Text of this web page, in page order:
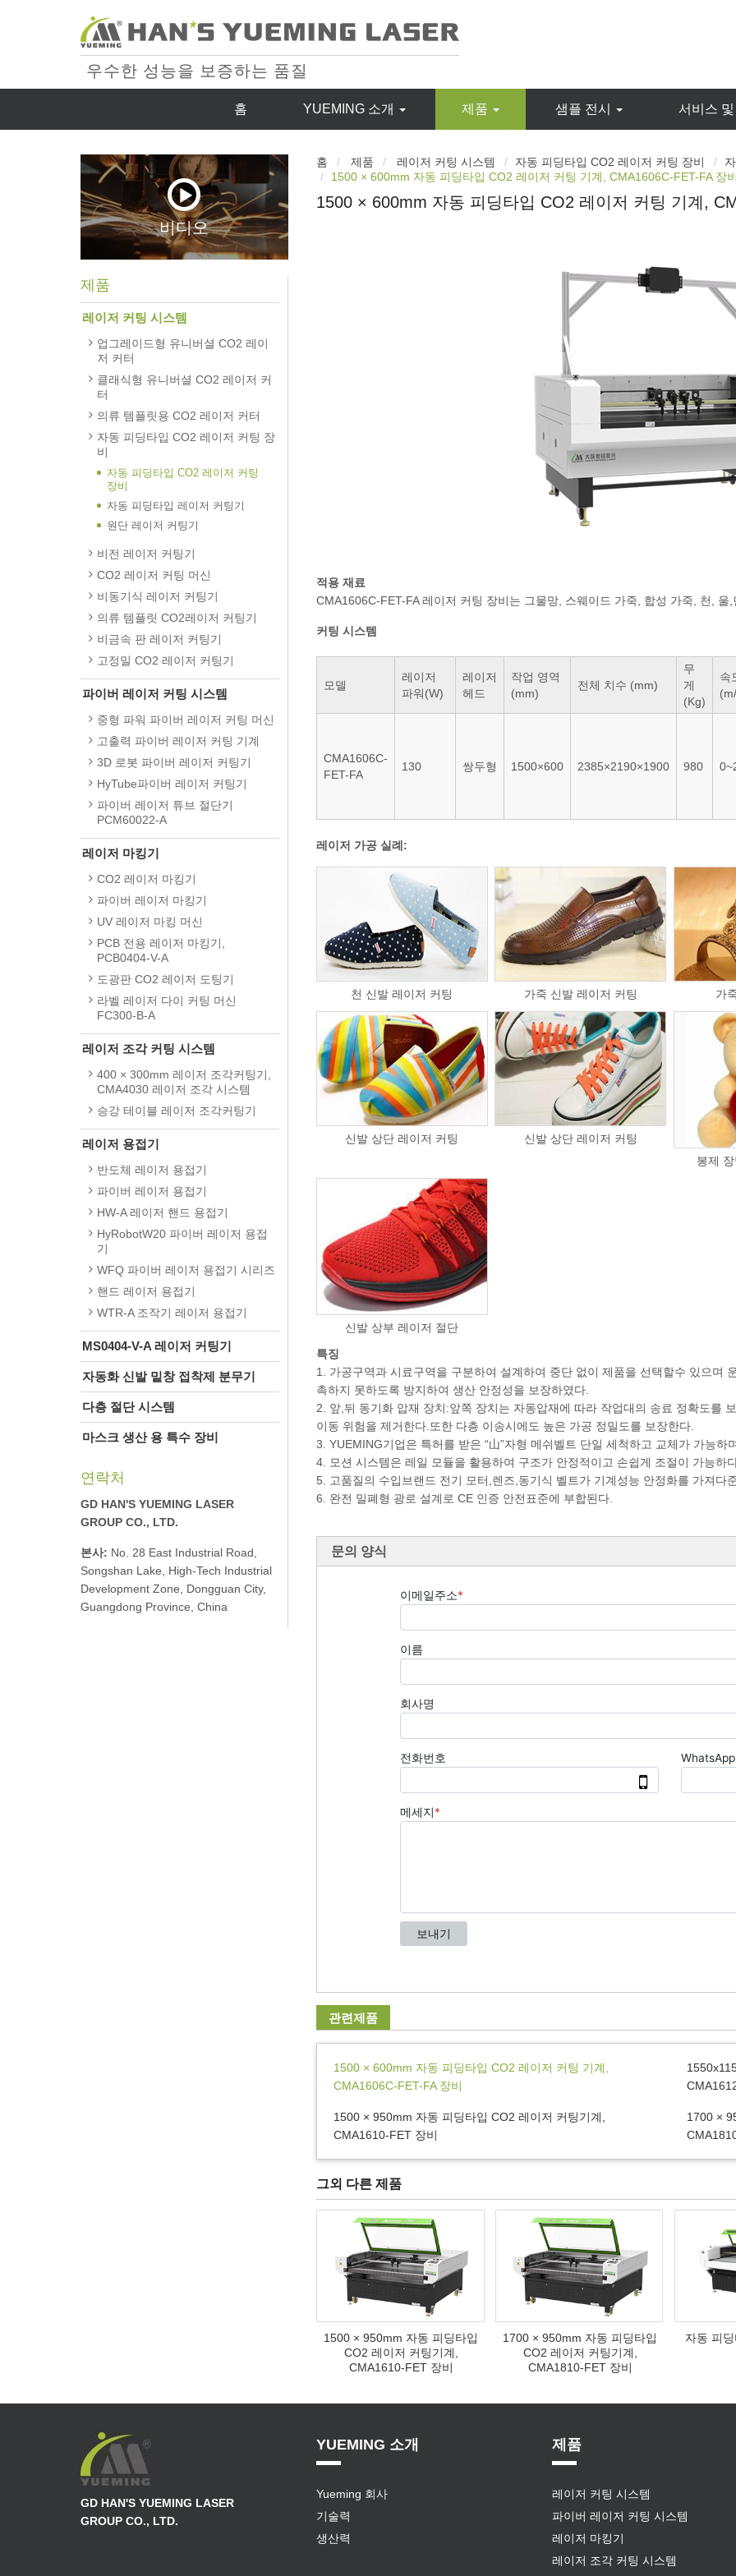
우수한 성능을 보증하는 품질
홈 YUEMING 소개 제품 샘플 전시 서비스
비디오
홈 제품 레이저 커팅 시스템 자동 피딩타입 CO2 레이저 커팅 장비
1500 × 600mm 자동 피딩타입 CO2 레이저 커팅 기계, CMA1606C-FET-FA 장
1500 × 600mm 자동 피딩타입 CO2 레이저 커팅 기계,
적용 재료
CMA1606C-FET-FA 레이저 커팅 장비는 그물망, 스웨이드 가죽, 합성 가죽, 천,
커팅 시스템
모델
레이저
파워(W)
레이저
헤드
작업 영역
(mm)
전체 치수 (mm)
무
게
(Kg)
속
CMA1606C-
FET-FA
130 쌍두형 1500×600 2385×2190×1900 980
레이저 가공 실례:
천 신발 레이저 커팅 가죽 신발 레이저 커팅 가
신발 상단 레이저 커팅
신발 상단 레이저 커팅
봉제
신발 상부 레이저 절단
특징
1. 가공구역과 시료구역을 구분하여 설계하여 중단 없이 제품을 선택할수 있으며
촉하지 못하도록 방지하여 생산 안정성을 보장하였다.
2. 앞,뒤 동기화 압재 장치:앞쪽 장치는 자동압재에 따라 작업대의 송료 정확도를
이동 위험을 제거한다.또한 다층 이송시에도 높은 가공 정밀도를 보장한다.
3. YUEMING기업은 특허를 받은 “山”자형 메쉬벨트 단일 세척하고 교체가 가능하
4. 모션 시스템은 레일 모듈을 활용하여 구조가 안정적이고 손쉽게 조절이 가능하
5. 고품질의 수입브랜드 전기 모터,렌즈,동기식 벨트가 기계성능 안정화를 가져다
6. 완전 밀폐형 광로 설계로 CE 인증 안전표준에 부합된다.
문의 양식
관련제품
1500 × 600mm 자동 피딩타입 CO2 레이저 커팅 기계,
CMA1606C-FET-FA 장비
1500 × 950mm 자동 피딩타입 CO2 레이저 커팅기계,
CMA1610-FET 장비
1700 ×
그외 다른 제품
1500 × 950mm 자동 피딩타입
CO2 레이저 커팅기계,
CMA1610-FET 장비
1700 × 950mm 자동 피딩타입
CO2 레이저 커팅기계,
CMA1810-FET 장비
자동 피
제품
레이저 커팅 시스템
업그레이드형 유니버셜 CO2 레이
저 커터
클래식형 유니버셜 CO2 레이저 커
터
의류 템플릿용 CO2 레이저 커터
자동 피딩타입 CO2 레이저 커팅 장
비
자동 피딩타입 CO2 레이저 커팅
장비
자동 피딩타입 레이저 커팅기
원단 레이저 커팅기
비전 레이저 커팅기
CO2 레이저 커팅 머신
비동기식 레이저 커팅기
의류 템플릿 CO2레이저 커팅기
비금속 판 레이저 커팅기
고정밀 CO2 레이저 커팅기
파이버 레이저 커팅 시스템
중형 파워 파이버 레이저 커팅 머신
고출력 파이버 레이저 커팅 기계
3D 로봇 파이버 레이저 커팅기
HyTube파이버 레이저 커팅기
파이버 레이저 튜브 절단기
PCM60022-A
레이저 마킹기
CO2 레이저 마킹기
파이버 레이저 마킹기
UV 레이저 마킹 머신
PCB 전용 레이저 마킹기,
PCB0404-V-A
도광판 CO2 레이저 도팅기
라벨 레이저 다이 커팅 머신
FC300-B-A
레이저 조각 커팅 시스템
400 × 300mm 레이저 조각커팅기,
CMA4030 레이저 조각 시스템
승강 테이블 레이저 조각커팅기
레이저 용접기
반도체 레이저 용접기
파이버 레이저 용접기
HW-A 레이저 핸드 용접기
HyRobotW20 파이버 레이저 용접
기
WFQ 파이버 레이저 용접기 시리즈
핸드 레이저 용접기
WTR-A 조작기 레이저 용접기
MS0404-V-A 레이저 커팅기
자동화 신발 밑창 접착제 분무기
다층 절단 시스템
마스크 생산 용 특수 장비
연락처
GD HAN'S YUEMING LASER
GROUP CO., LTD.
본사: No. 28 East Industrial Road,
Songshan Lake, High-Tech Industrial
Development Zone, Dongguan City,
Guangdong Province, China
GD HAN'S YUEMING LASER
GROUP CO., LTD.
YUEMING 소개
Yueming 회사
기술력
생산력
제품
레이저 커팅 시스템
파이버 레이저 커팅 시스템
레이저 마킹기
레이저 조각 커팅 시스템